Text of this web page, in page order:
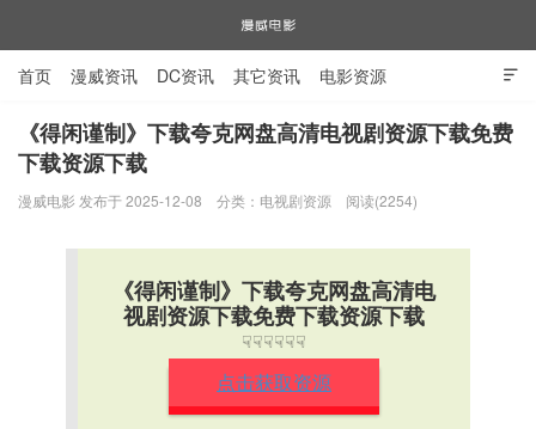
漫威电影

首页 漫威资讯 DC资讯 其它资讯 电影资源
电视剧资源 漫威图片
《得闲谨制》下载夸克网盘高清电视剧资源下载免费
下载资源下载
漫威电影 发布于 2025-12-08 分类： 电视剧资源 阅读(2254)
《得闲谨制》下载夸克网盘高清电
视剧资源下载免费下载资源下载
☟☟☟☟☟☟
点击获取资源